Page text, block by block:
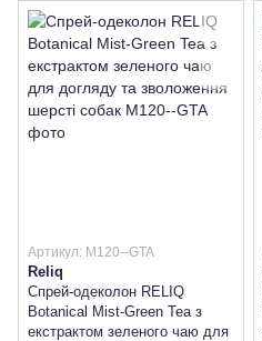
Артикул: M120--GTA
Reliq
Спрей-одеколон RELIQ
Botanical Mist-Green Tea з
екстрактом зеленого чаю для